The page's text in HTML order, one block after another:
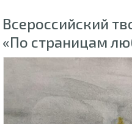
Всероссийский
«По страницам